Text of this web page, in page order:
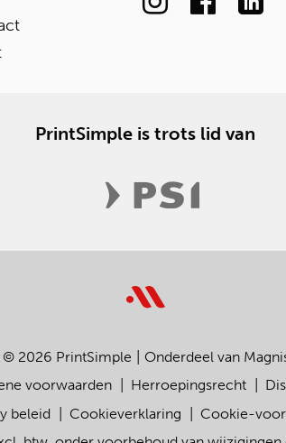
PrintSimple is trots lid van
2026 PrintSimple
Onderdeel van
voorwaarden
Herroepingsrecht
beleid
Cookieverklaring
Cookie-